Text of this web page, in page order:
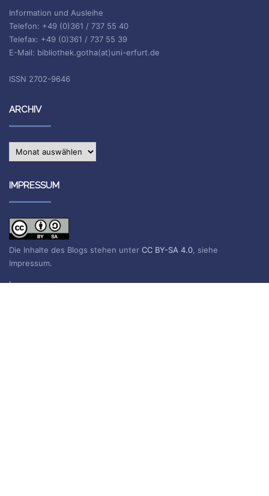
Information und Ausleihe
Telefon: +49 (0)361 / 737 55 40
Telefax: +49 (0)361 / 737 55 39
E-Mail: bibliothek.gotha(at)uni-erfurt.de
ISSN 2702-9646
ARCHIV
Archiv
IMPRESSUM
Die Inhalte des Blogs stehen unter CC BY-SA 4.0 , siehe
Impressum.
Impressum